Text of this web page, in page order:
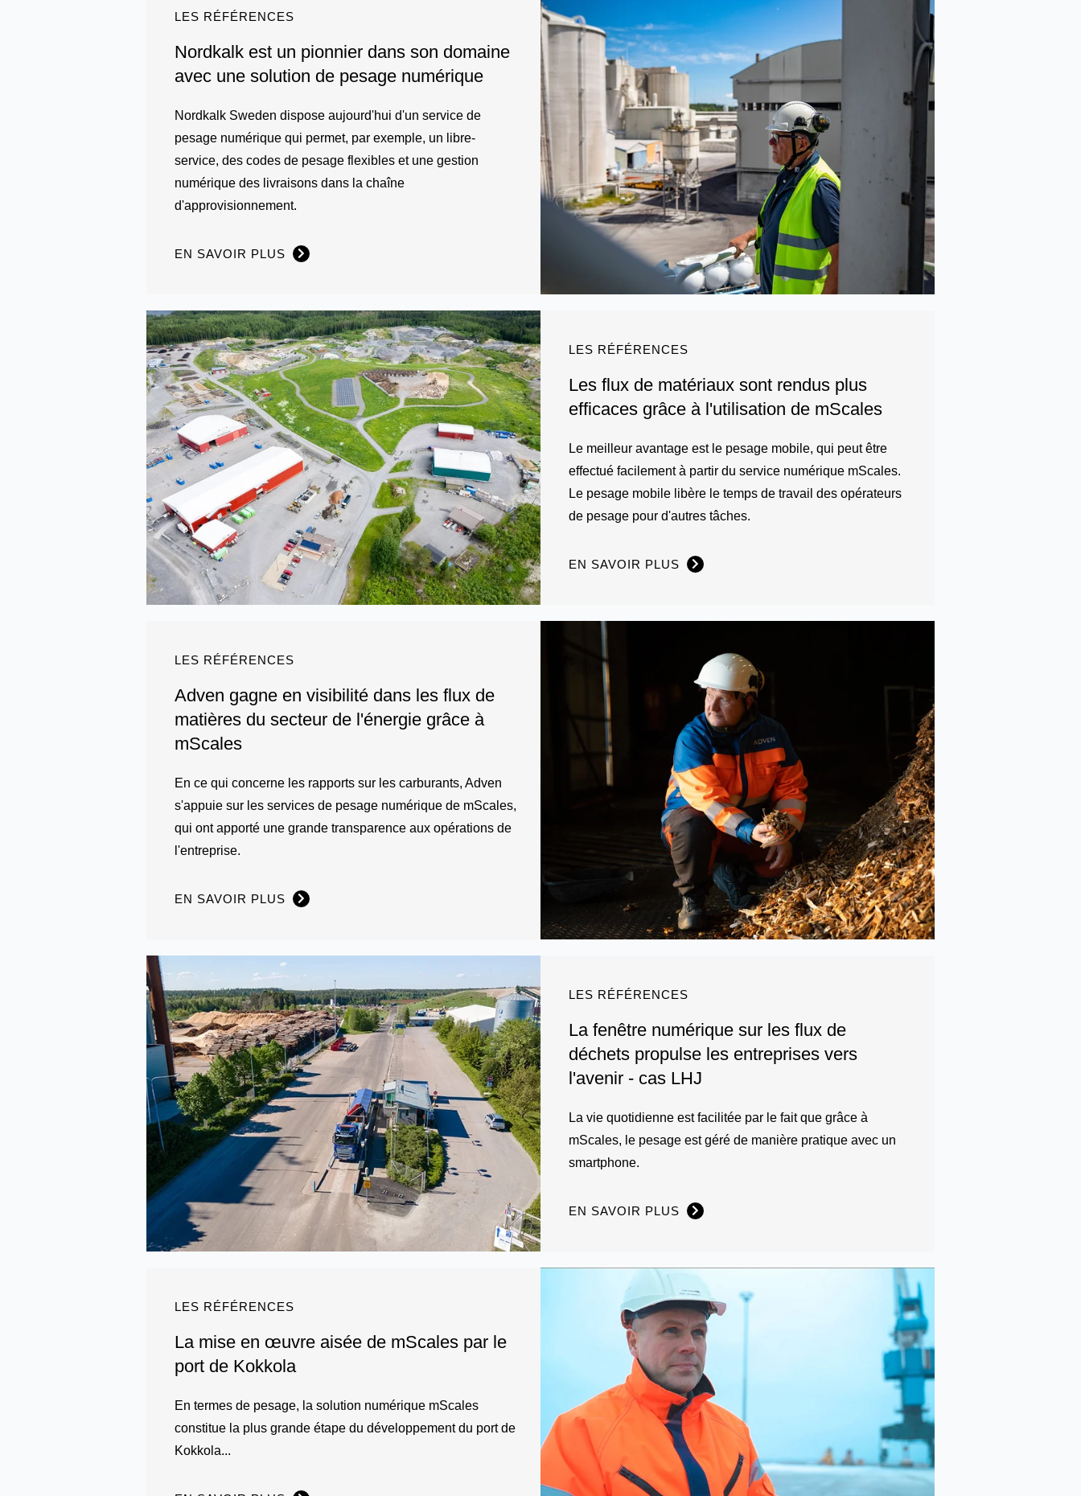
LES RÉFÉRENCES
Nordkalk est un pionnier dans son domaine
avec une solution de pesage numérique
Nordkalk Sweden dispose aujourd'hui d'un service de
pesage numérique qui permet, par exemple, un libre-
service, des codes de pesage flexibles et une gestion
numérique des livraisons dans la chaîne
d'approvisionnement.
EN SAVOIR PLUS
LES RÉFÉRENCES
Les flux de matériaux sont rendus plus
efficaces grâce à l'utilisation de mScales
Le meilleur avantage est le pesage mobile, qui peut être
effectué facilement à partir du service numérique mScales.
Le pesage mobile libère le temps de travail des opérateurs
de pesage pour d'autres tâches.
EN SAVOIR PLUS
LES RÉFÉRENCES
Adven gagne en visibilité dans les flux de
matières du secteur de l'énergie grâce à
mScales
En ce qui concerne les rapports sur les carburants, Adven
s'appuie sur les services de pesage numérique de mScales,
qui ont apporté une grande transparence aux opérations de
l'entreprise.
EN SAVOIR PLUS
LES RÉFÉRENCES
La fenêtre numérique sur les flux de
déchets propulse les entreprises vers
l'avenir - cas LHJ
La vie quotidienne est facilitée par le fait que grâce à
mScales, le pesage est géré de manière pratique avec un
smartphone.
EN SAVOIR PLUS
LES RÉFÉRENCES
La mise en œuvre aisée de mScales par le
port de Kokkola
En termes de pesage, la solution numérique mScales
constitue la plus grande étape du développement du port de
Kokkola...